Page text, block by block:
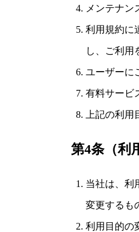
メンテナン
利用規約に
し、ご利用
ユーザーに
有料サービ
上記の利
第4条（利
当社は、利
変更するも
利用目的の